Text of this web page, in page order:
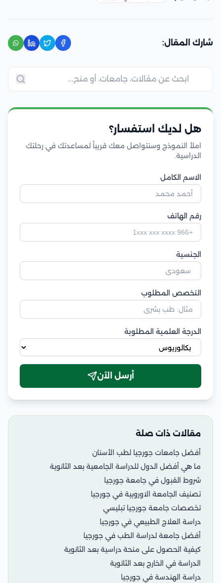
شارك المقال:
هل لديك استفسار؟
املأ النموذج وسنتواصل معك قريباً لمساعدتك في رحلتك
الدراسية.
الاسم الكامل
رقم الهاتف
الجنسية
التخصص المطلوب
الدرجة العلمية المطلوبة
أرسل الآن
مقالات ذات صلة
أفضل جامعات جورجيا لطب الأسنان
ما هي أفضل الدول للدراسة الجامعية بعد الثانوية
شروط القبول في جامعة جورجيا
تصنيف الجامعة الاوروبية في جورجيا
تخصصات جامعة جورجيا تبليسي
دراسة العلاج الطبيعي في جورجيا
أفضل جامعة لدراسة الطب في جورجيا
كيفية الحصول على منحة دراسية بعد الثانوية
الدراسة في الخارج بعد الثانوية
دراسة الهندسة في جورجيا